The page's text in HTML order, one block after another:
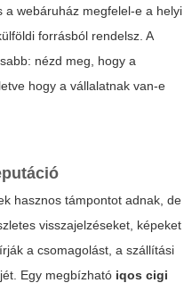
a webáruház megfelel-e a helyi
forrásból rendelsz. A
nézd meg, hogy a
hogy a vállalatnak van-e
hasznos támpontot adnak, de
visszajelzéseket, képeket
a csomagolást, a szállítási
Egy megbízható iqos cigi